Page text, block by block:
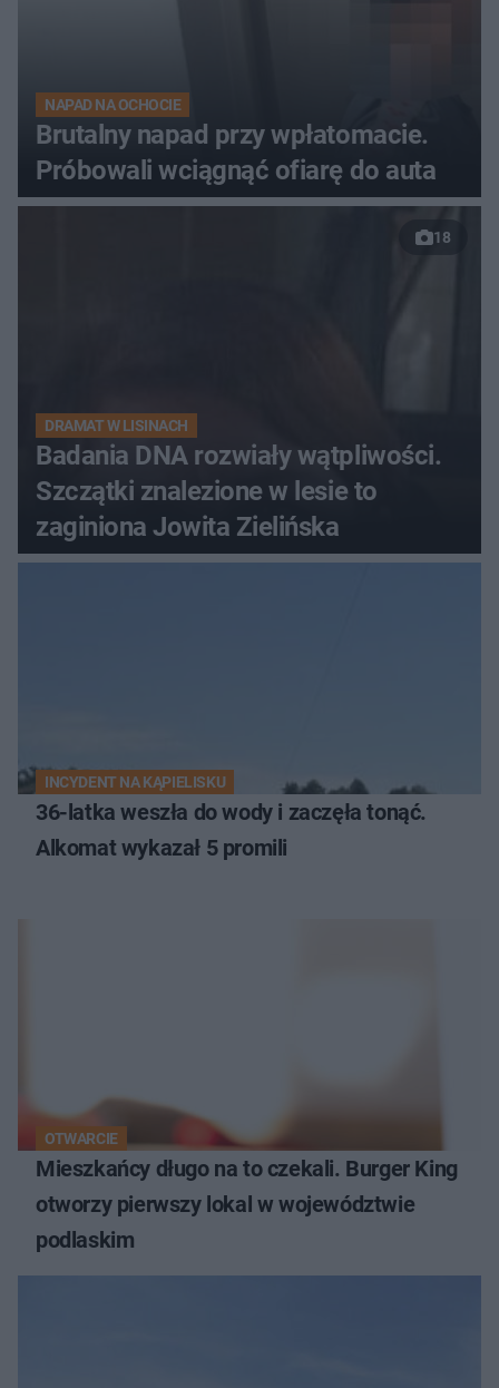
NAPAD NA OCHOCIE
Brutalny napad przy wpłatomacie.
Próbowali wciągnąć ofiarę do auta
18
DRAMAT W LISINACH
Badania DNA rozwiały wątpliwości.
Szczątki znalezione w lesie to
zaginiona Jowita Zielińska
INCYDENT NA KĄPIELISKU
36-latka weszła do wody i zaczęła tonąć.
Alkomat wykazał 5 promili
OTWARCIE
Mieszkańcy długo na to czekali. Burger King
otworzy pierwszy lokal w województwie
podlaskim